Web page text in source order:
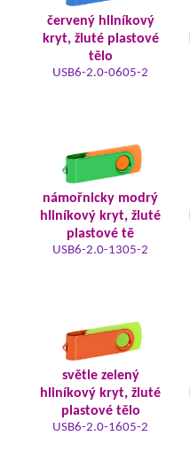
červený hliníkový
kryt, žluté plastové
tělo
USB6-2.0-0605-2
námořnicky modrý
hliníkový kryt, žluté
plastové tě
USB6-2.0-1305-2
světle zelený
hliníkový kryt, žluté
plastové tělo
USB6-2.0-1605-2